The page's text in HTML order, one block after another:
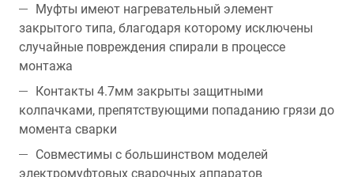
Муфты имеют нагревательный элемент
закрытого типа, благодаря которому исключены
случайные повреждения спирали в процессе
монтажа
Контакты 4.7мм закрыты защитными
колпачками, препятствующими попаданию грязи до
момента сварки
Совместимы с большинством моделей
электромуфтовых сварочных аппаратов